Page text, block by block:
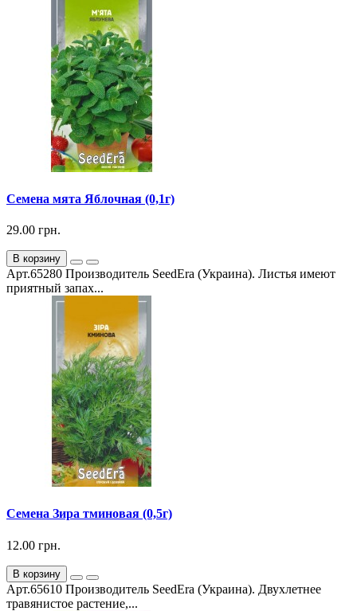
Семена мята Яблочная (0,1г)
29.00 грн.
В корзину
Арт.65280 Производитель SeedEra (Украина). Листья имеют
приятный запах...
Семена Зира тминовая (0,5г)
12.00 грн.
В корзину
Арт.65610 Производитель SeedEra (Украина). Двухлетнее
травянистое растение,...